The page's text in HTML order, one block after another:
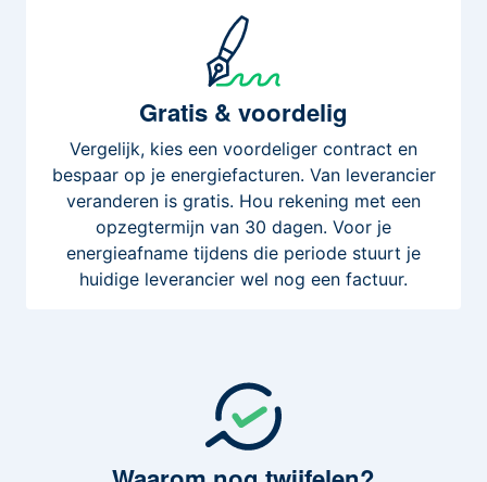
Gratis & voordelig
Vergelijk, kies een voordeliger contract en
bespaar op je energiefacturen. Van leverancier
veranderen is gratis. Hou rekening met een
opzegtermijn van 30 dagen. Voor je
energieafname tijdens die periode stuurt je
huidige leverancier wel nog een factuur.